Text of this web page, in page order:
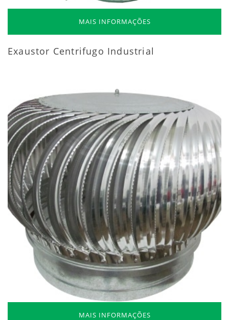
MAIS INFORMAÇÕES
Exaustor Centrifugo Industrial
MAIS INFORMAÇÕES